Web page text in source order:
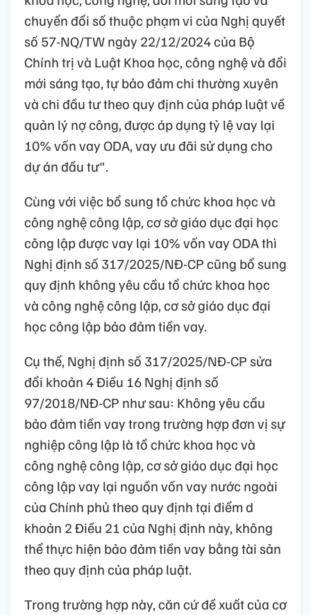
chuyển đổi số thuộc phạm vi của Nghị quyết
số 57-NQ/TW ngày 22/12/2024 của Bộ
Chính trị và Luật Khoa học, công nghệ và đổi
mới sáng tạo, tự bảo đảm chi thường xuyên
và chi đầu tư theo quy định của pháp luật về
quản lý nợ công, được áp dụng tỷ lệ vay lại
10% vốn vay ODA, vay ưu đãi sử dụng cho
dự án đầu tư".
Cùng với việc bổ sung tổ chức khoa học và
công nghệ công lập, cơ sở giáo dục đại học
công lập được vay lại 10% vốn vay ODA thì
Nghị định số 317/2025/NĐ-CP cũng bổ sung
quy định không yêu cầu tổ chức khoa học
và công nghệ công lập, cơ sở giáo dục đại
học công lập bảo đảm tiền vay.
Cụ thể, Nghị định số 317/2025/NĐ-CP sửa
đổi khoản 4 Điều 16 Nghị định số
97/2018/NĐ-CP như sau: Không yêu cầu
bảo đảm tiền vay trong trường hợp đơn vị sự
nghiệp công lập là tổ chức khoa học và
công nghệ công lập, cơ sở giáo dục đại học
công lập vay lại nguồn vốn vay nước ngoài
của Chính phủ theo quy định tại điểm d
khoản 2 Điều 21 của Nghị định này, không
thể thực hiện bảo đảm tiền vay bằng tài sản
theo quy định của pháp luật.
Trong trường hợp này, căn cứ đề xuất của cơ